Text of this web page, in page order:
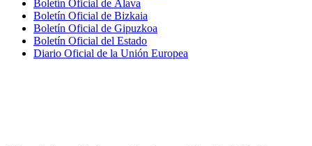
Boletín Oficial de Álava
Boletín Oficial de Bizkaia
Boletín Oficial de Gipuzkoa
Boletín Oficial del Estado
Diario Oficial de la Unión Europea